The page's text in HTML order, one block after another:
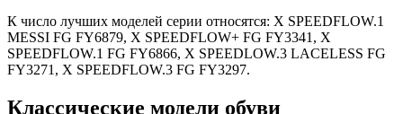
К число лучших моделей серии относятся: X SPEEDFLOW.1
MESSI FG FY6879, X SPEEDFLOW+ FG FY3341, X
SPEEDFLOW.1 FG FY6866, X SPEEDLOW.3 LACELESS FG
FY3271, X SPEEDFLOW.3 FG FY3297.
Классические модели обуви